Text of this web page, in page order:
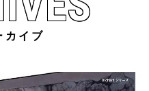
カイブ